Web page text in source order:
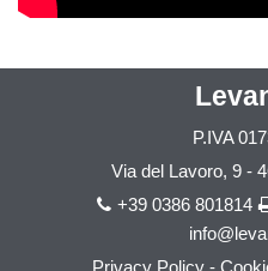
P.IVA
Via del Lavoro, 9 -
+39 0386 801814